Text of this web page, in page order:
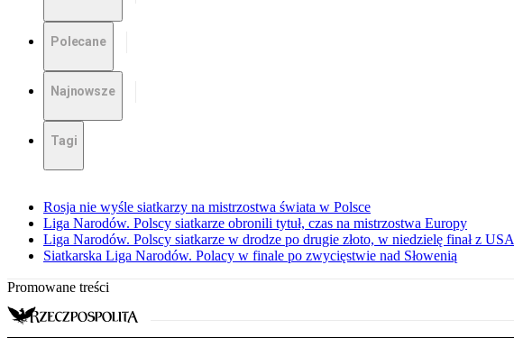
Polecane
Najnowsze
Tagi
Rosja nie wyśle siatkarzy na mistrzostwa świata w Polsce
Liga Narodów. Polscy siatkarze obronili tytuł, czas na mistrzostwa Europy
Liga Narodów. Polscy siatkarze w drodze po drugie złoto, w niedzielę finał z USA
Siatkarska Liga Narodów. Polacy w finale po zwycięstwie nad Słowenią
Promowane treści